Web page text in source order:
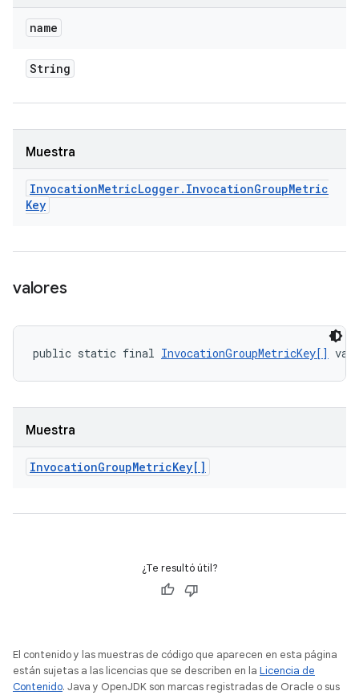
name
String
Muestra
InvocationMetricLogger. InvocationGroupMetric
Key
valores
public static final InvocationGroupMetricKey[]
Muestra
InvocationGroupMetricKey[]
¿Te resultó útil?
El contenido y las muestras de código que aparecen en esta página
están sujetas a las licencias que se describen en la Licencia de
Contenido. Java y OpenJDK son marcas registradas de Oracle o sus